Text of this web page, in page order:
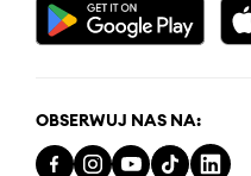
OBSERWUJ NAS NA: